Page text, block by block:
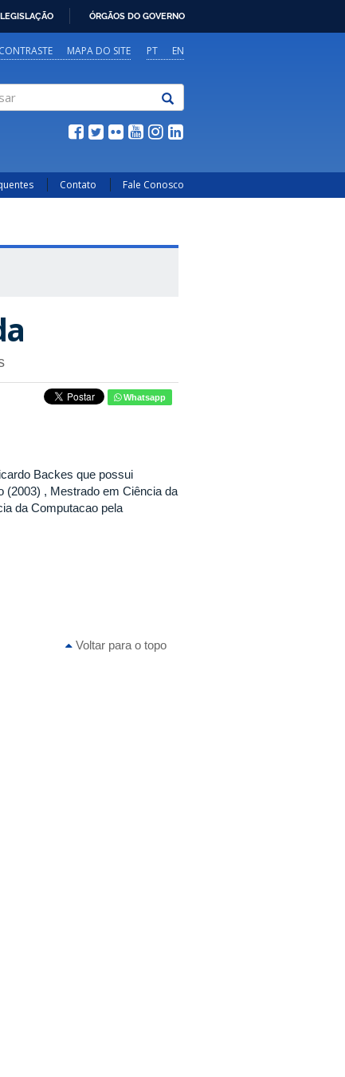
LEGISLAÇÃO ÓRGÃOS DO GOVERNO
PT EN
MAPA DO SITE
Contato Fale Conosco
Whatsapp
Backes que possui
(2003) , Mestrado em Ciência da
da Computacao pela
Voltar para o topo